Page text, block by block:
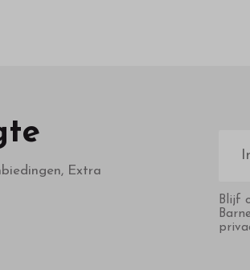
Extra
Blijf